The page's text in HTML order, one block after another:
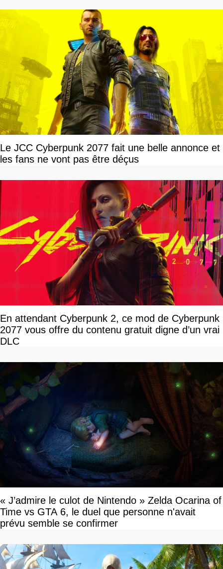
Le JCC Cyberpunk 2077 fait une belle annonce et
les fans ne vont pas être déçus
En attendant Cyberpunk 2, ce mod de Cyberpunk
2077 vous offre du contenu gratuit digne d’un vrai
DLC
« J’admire le culot de Nintendo » Zelda Ocarina of
Time vs GTA 6, le duel que personne n'avait
prévu semble se confirmer